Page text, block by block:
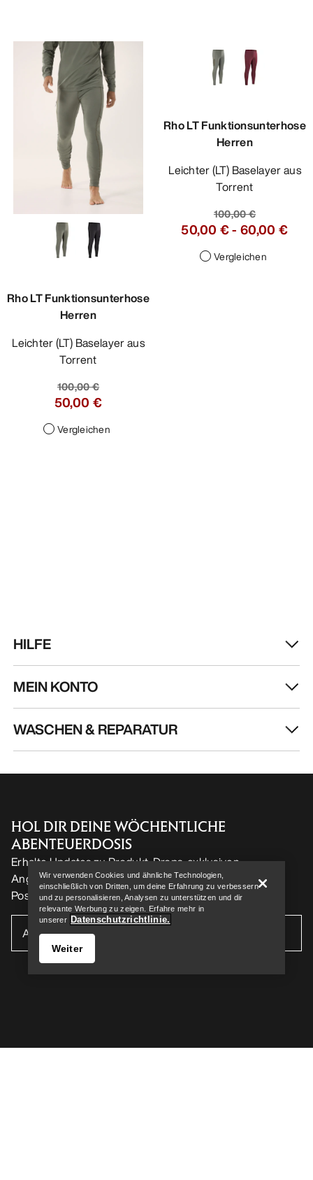
Help
Help
Rho LT Funktionsunterhose
Herren
Leichter (LT) Baselayer aus
Torrent
100,00 €
50,00 €
Vergleichen
Rho LT Funktionsunterhose
Herren
Leichter (LT) Baselayer aus
Torrent
100,00 €
50,00 €-60,00 €
Vergleichen
HILFE
MEIN KONTO
WASCHEN & REPARATUR
HOL DIR DEINE WÖCHENTLICHE
ABENTEUERDOSIS
Erhalte Updates zu Produkt-Drops, exklusiven
Angeboten, Events und mehr – direkt in deinen
Posteingang.
Wir verwenden Cookies und ähnliche Technologien,
einschließlich von Dritten, um deine Erfahrung zu verbessern
und zu personalisieren, Analysen zu unterstützen und dir
relevante Werbung zu zeigen. Erfahre mehr in
unserer Datenschutzrichtlinie.
Weiter